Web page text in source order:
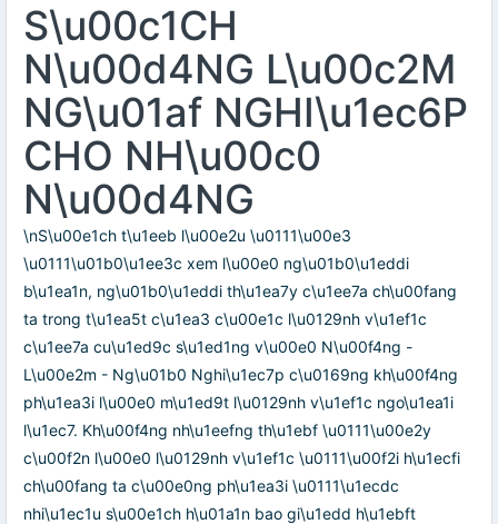
S\u00c1CH
N\u00d4NG L\u00c2M
NG\u01af NGHI\u1ec6P
CHO NH\u00c0
N\u00d4NG
\nS\u00e1ch t\u1eeb l\u00e2u \u0111\u00e3
\u0111\u01b0\u1ee3c xem l\u00e0 ng\u01b0\u1eddi
b\u1ea1n, ng\u01b0\u1eddi th\u1ea7y c\u1ee7a ch\u00fang
ta trong t\u1ea5t c\u1ea3 c\u00e1c l\u0129nh v\u1ef1c
c\u1ee7a cu\u1ed9c s\u1ed1ng v\u00e0 N\u00f4ng -
L\u00e2m - Ng\u01b0 Nghi\u1ec7p c\u0169ng kh\u00f4ng
ph\u1ea3i l\u00e0 m\u1ed9t l\u0129nh v\u1ef1c ngo\u1ea1i
l\u1ec7. Kh\u00f4ng nh\u1eefng th\u1ebf \u0111\u00e2y
c\u00f2n l\u00e0 l\u0129nh v\u1ef1c \u0111\u00f2i h\u1ecfi
ch\u00fang ta c\u00e0ng ph\u1ea3i \u0111\u1ecdc
nhi\u1ec1u s\u00e1ch h\u01a1n bao gi\u1edd h\u1ebft